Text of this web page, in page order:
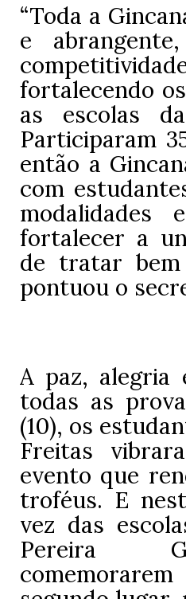
“Toda a
e
fortalecendo
as escolas
Participaram
então a
com
fortalecer a
de tratar
pontuou o
A paz, alegria
todas as
(10), os
Freitas
evento que
troféus. E
vez das
Pereira